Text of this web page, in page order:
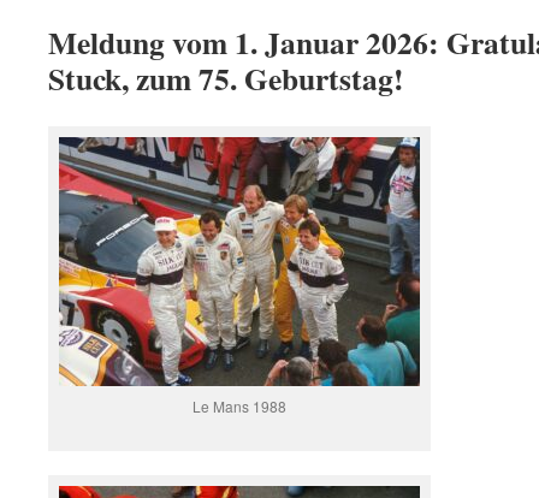
Meldung vom 1. Januar 2026:
Stuck, zum 75. Geburtstag!
Le Mans 1988